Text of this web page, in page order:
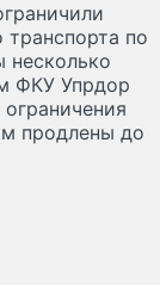
по
несколько
ФКУ Упрдор
продлены до